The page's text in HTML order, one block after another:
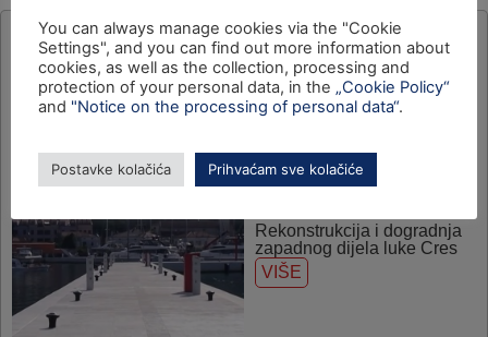
Rekonstrukcija i dogradnja
zapadnog dijela luke Cres
VIŠE
You can always manage cookies via the "Cookie
Settings", and you can find out more information about
cookies, as well as the collection, processing and
protection of your personal data, in the „Cookie Policy“
and "Notice on the processing of personal data“.
Postavke kolačića Prihvaćam sve kolačiće